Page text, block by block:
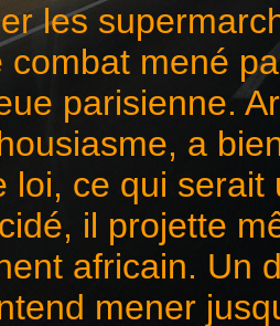
les
combat mené
parisienne.
a
loi, ce qui
il projette
africain. Un
mener